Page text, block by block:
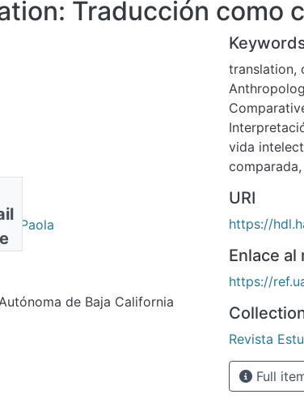
Traducción como
Paola
de Baja California
translation,
vida
comparada,
URI
https://
Enlace al
https://
Revista
Full